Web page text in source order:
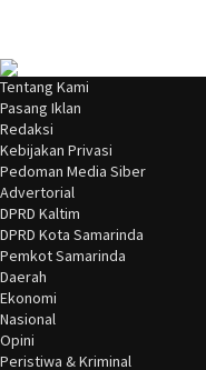
Tentang Kami
Pasang Iklan
Redaksi
Kebijakan Privasi
Pedoman Media Siber
Advertorial
DPRD Kaltim
DPRD Kota Samarinda
Pemkot Samarinda
Daerah
Ekonomi
Nasional
Opini
Peristiwa & Kriminal